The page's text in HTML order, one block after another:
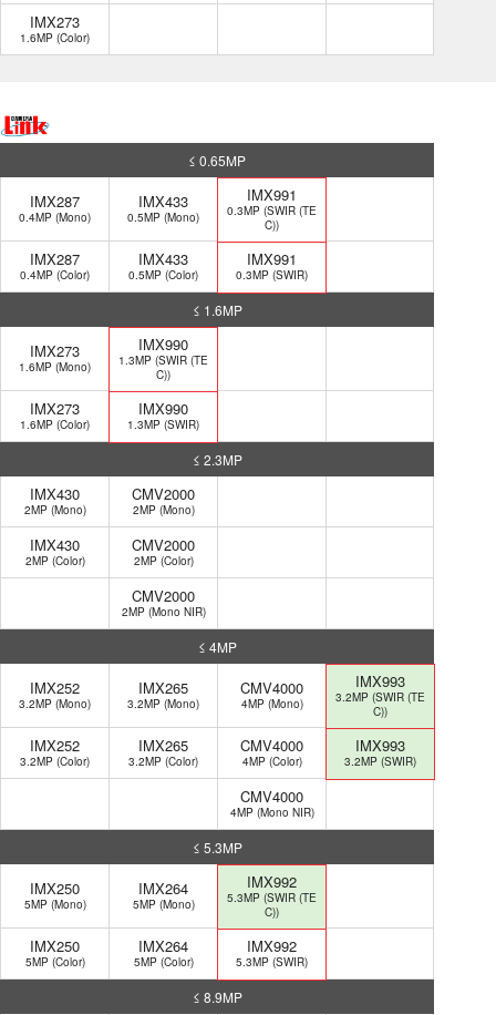
IMX273
1.6MP (Color)
≤ 0.65MP
IMX287
0.4MP (Mono)
IMX433
0.5MP (Mono)
IMX991
0.3MP (SWIR (TE
C))
IMX287
0.4MP (Color)
IMX433
0.5MP (Color)
IMX991
0.3MP (SWIR)
≤ 1.6MP
IMX273
1.6MP (Mono)
IMX990
1.3MP (SWIR (TE
C))
IMX273
1.6MP (Color)
IMX990
1.3MP (SWIR)
≤ 2.3MP
IMX430
2MP (Mono)
CMV2000
2MP (Mono)
IMX430
2MP (Color)
CMV2000
2MP (Color)
CMV2000
2MP (Mono NIR)
≤ 4MP
IMX252
3.2MP (Mono)
IMX265
3.2MP (Mono)
CMV4000
4MP (Mono)
IMX993
3.2MP (SWIR (TE
C))
IMX252
3.2MP (Color)
IMX265
3.2MP (Color)
CMV4000
4MP (Color)
IMX993
3.2MP (SWIR)
CMV4000
4MP (Mono NIR)
≤ 5.3MP
IMX250
5MP (Mono)
IMX264
5MP (Mono)
IMX992
5.3MP (SWIR (TE
C))
IMX250
5MP (Color)
IMX264
5MP (Color)
IMX992
5.3MP (SWIR)
≤ 8.9MP